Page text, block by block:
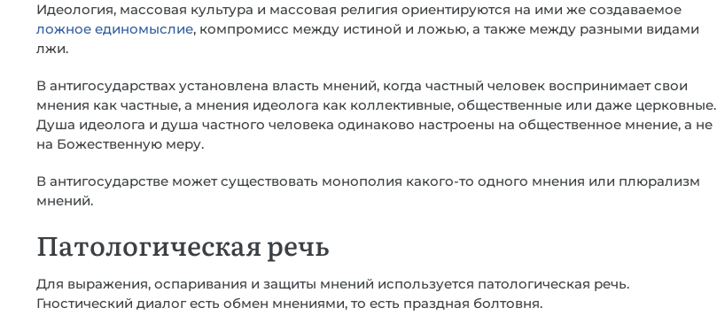
Идеология, массовая культура и массовая религия ориентируются на ими же создаваемое
ложное единомыслие, компромисс между истиной и ложью, а также между разными видами
лжи.
В антигосударствах установлена власть мнений, когда частный человек воспринимает свои
мнения как частные, а мнения идеолога как коллективные, общественные или даже церковные.
Душа идеолога и душа частного человека одинаково настроены на общественное мнение, а не
на Божественную меру.
В антигосударстве может существовать монополия какого-то одного мнения или плюрализм
мнений.
Патологическая речь
Для выражения, оспаривания и защиты мнений используется патологическая речь.
Гностический диалог есть обмен мнениями, то есть праздная болтовня.